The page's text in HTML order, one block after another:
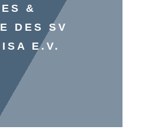
&
DES SV
E.V.